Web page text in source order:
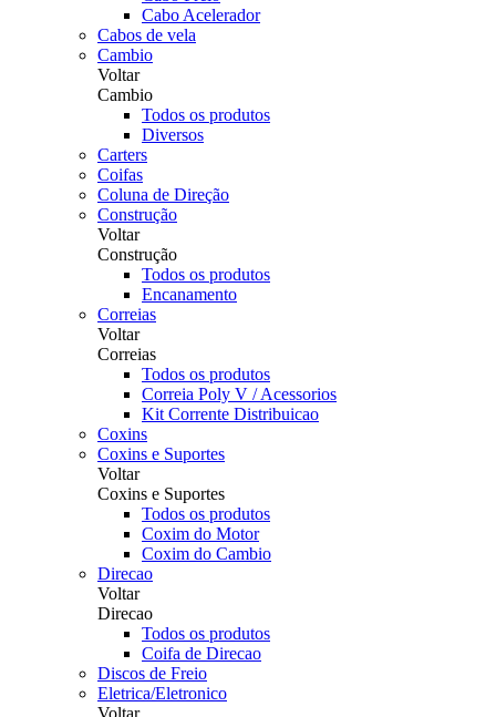
Cabo Acelerador
Cabos de vela
Cambio
Voltar
Cambio
Todos os produtos
Diversos
Carters
Coifas
Coluna de Direção
Construção
Voltar
Construção
Todos os produtos
Encanamento
Correias
Voltar
Correias
Todos os produtos
Correia Poly V / Acessorios
Kit Corrente Distribuicao
Coxins
Coxins e Suportes
Voltar
Coxins e Suportes
Todos os produtos
Coxim do Motor
Coxim do Cambio
Direcao
Voltar
Direcao
Todos os produtos
Coifa de Direcao
Discos de Freio
Eletrica/Eletronico
Voltar